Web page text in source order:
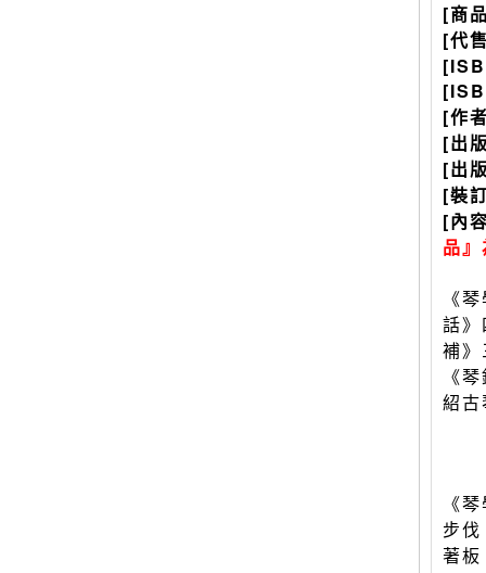
[商
[代
[作
[出
[出
[裝
[內
品
《
話
補
《
紹
《
步
著